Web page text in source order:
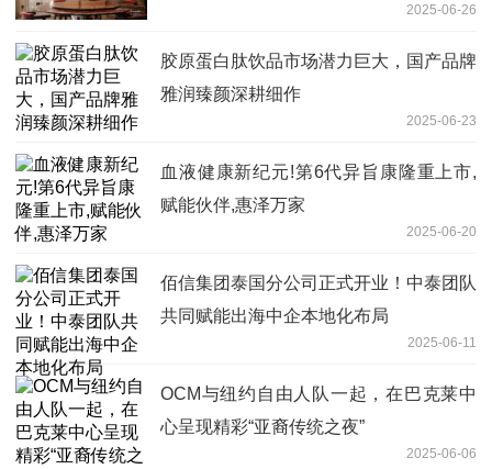
2025-06-26
胶原蛋白肽饮品市场潜力巨大，国产品牌
雅润臻颜深耕细作
2025-06-23
血液健康新纪元!第6代异旨康隆重上市,
赋能伙伴,惠泽万家
2025-06-20
佰信集团泰国分公司正式开业！中泰团队
共同赋能出海中企本地化布局
2025-06-11
OCM与纽约自由人队一起，在巴克莱中
心呈现精彩“亚裔传统之夜”
2025-06-06